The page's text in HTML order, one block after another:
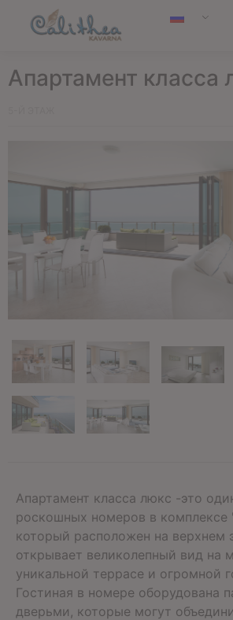
Aпартамент класса
Aпартамент класса люкс -это
роскошных номеров в комплексе
который расположен на верхнем
открывает великолепный вид на
уникальной террасе и огромной
Гостиная в номере оборудована
дверьми, которые могут